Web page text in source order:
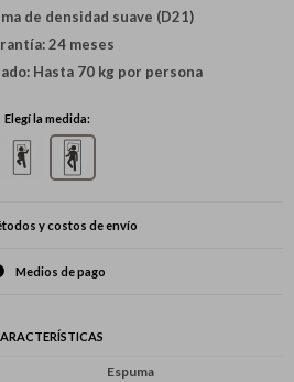
de densidad suave (D21)
24 meses
Hasta 70 kg por persona
Elegí la medida:
y costos de envío
Medios de pago
Espuma